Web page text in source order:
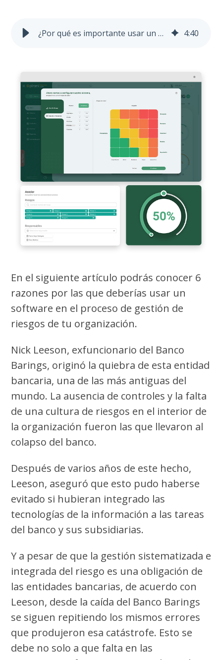
¿Por qué es importante usar un software de gestión de riesgos? 4:40
En el siguiente artículo podrás conocer 6
razones por las que deberías usar un
software en el proceso de gestión de
riesgos de tu organización.
Nick Leeson, exfuncionario del Banco
Barings, originó la quiebra de esta entidad
bancaria, una de las más antiguas del
mundo. La ausencia de controles y la falta
de una cultura de riesgos en el interior de
la organización fueron las que llevaron al
colapso del banco.
Después de varios años de este hecho,
Leeson, aseguró que esto pudo haberse
evitado si hubieran integrado las
tecnologías de la información a las tareas
del banco y sus subsidiarias.
Y a pesar de que la gestión sistematizada e
integrada del riesgo es una obligación de
las entidades bancarias, de acuerdo con
Leeson, desde la caída del Banco Barings
se siguen repitiendo los mismos errores
que produjeron esa catástrofe. Esto se
debe no solo a que falta en las